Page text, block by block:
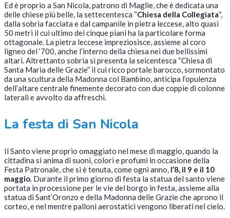
Ed è proprio a San Nicola, patrono di Maglie, che è dedicata una
delle chiese più belle, la settecentesca “Chiesa della Collegiata“,
dalla sobria facciata e dal campanile in pietra leccese, alto quasi
50 metri il cui ultimo dei cinque piani ha la particolare forma
ottagonale. La pietra leccese impreziosisce, assieme al coro
ligneo del ‘700, anche l’interno della chiesa nei due bellissimi
altari. Altrettanto sobria si presenta la seicentesca “Chiesa di
Santa Maria delle Grazie” il cui ricco portale barocco, sormontato
da una scultura della Madonna col Bambino, anticipa l’opulenza
dell’altare centrale finemente decorato con due coppie di colonne
laterali e avvolto da affreschi.
La festa di San Nicola
Il Santo viene proprio omaggiato nel mese di maggio, quando la
cittadina si anima di suoni, colori e profumi in occasione della
Festa Patronale, che si è tenuta, come ogni anno, l’8, il 9 e il 10
maggio. Durante il primo giorno di festa la statua del santo viene
portata in processione per le vie del borgo in festa, assieme alla
statua di Sant’Oronzo e della Madonna delle Grazie che aprono il
corteo, e nel mentre palloni aerostatici vengono liberati nel cielo.